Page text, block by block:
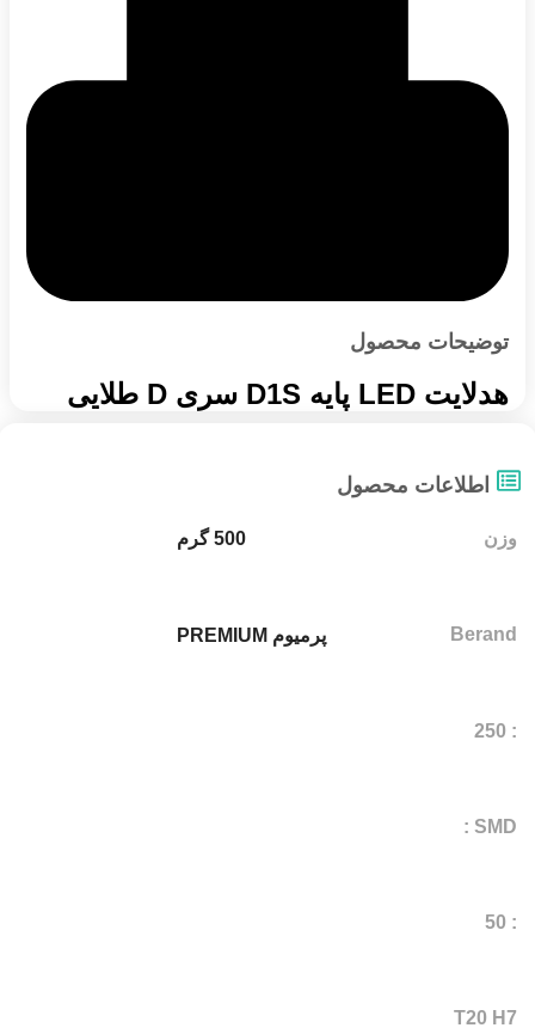
توضیحات محصول
هدلایت LED پایه D1S سری D طلایی
اطلاعات محصول
وزن 500 گرم
Berand پرمیوم PREMIUM
: 250
SMD :
: 50
T20 H7